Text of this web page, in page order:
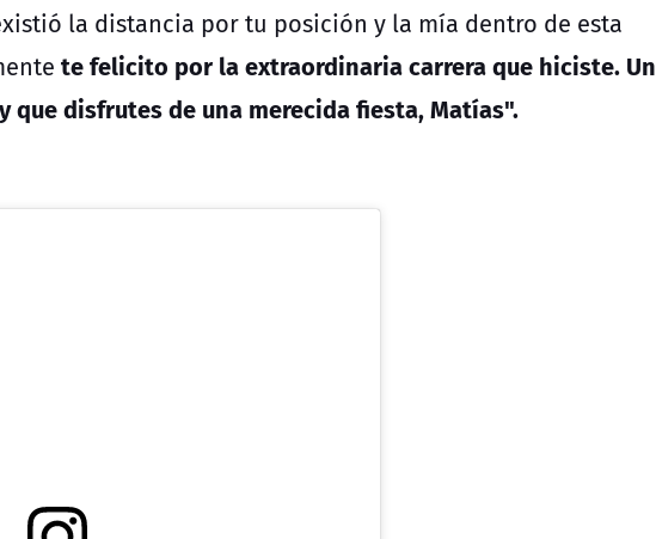
la distancia por tu posición y la mía dentro de esta
te felicito por la extraordinaria carrera que hiciste. Un
que disfrutes de una merecida fiesta, Matías".